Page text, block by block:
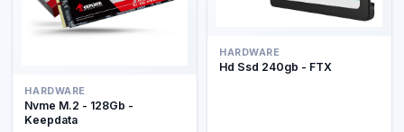
HARDWARE
Nvme M.2 - 128Gb -
Keepdata
HARDWARE
Hd Ssd 240gb - FTX